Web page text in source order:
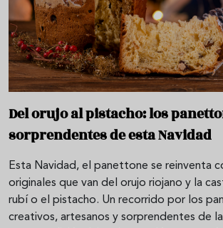
Del orujo al pistacho: los
sorprendentes de esta Navidad
Esta Navidad, el panettone se reinventa
originales que van del orujo riojano y la
rubí o el pistacho. Un recorrido por los
creativos, artesanos y sorprendentes de